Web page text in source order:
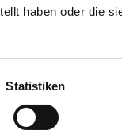
haben oder die
Statistiken
Charles-